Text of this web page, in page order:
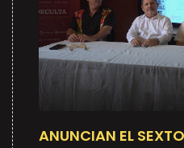
ANUNCIAN EL